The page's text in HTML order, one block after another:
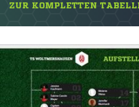
ZUR KOMPLETTEN